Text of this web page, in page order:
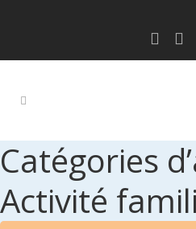
Catégories
Activité